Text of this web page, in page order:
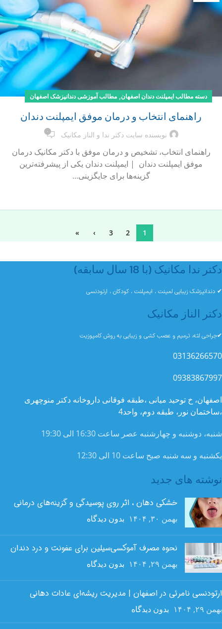
دسته مطالب ایمپلنت دندان اصفهان, مطالب آموزشی دندانپزشک اصفهان
راهنمای انتخاب و درمان موفق ایمپلنت دندان
نویسنده سایت دکتر ندا و الناز مکانیک ۰
راهنمای انتخاب، تشخیص و درمان موفق با دکتر مکانیک درمان
موفق ایمپلنت دندان | ایمپلنت دندان یکی از پیشرفته‌ترین
گزینه‌ها برای جایگزینی...
1
2
3
›
»
دکتر ندا مکانیک (با 18 سال سابقه)
✔ دندانپزشک زیبایی لمینت ، ایمپلنت ، کودکان ، ارتودنسی
دکتر الناز مکانیک
✔جراحی لثه، ترمیم و عصب کشی و زیبایی به روش کامپوزیت
03136266570
09383867997
اصفهان، خ توحید میانی ،طبقه فوقانی داروخانه دکتر منوچهری
،ساختمان نور، طبقه دوم، واحد4
شنبه، دوشنبه و چهارشنبه عصر ساعت 16:30 الی 19:30
یکشنبه و سه شنبه صبح ساعت 10 الی 12:30
نوشته های جدید
خشکی دهان ، اثر روی پوسیدگی و گزینه‌های درمانی
بهمن ۳۰, ۱۴۰۴ بدون دیدگاه
نحوه مصرف آموکسی‌سیلین برای عفونت و درد دندان
بهمن ۲۹, ۱۴۰۴ بدون دیدگاه
ارتودنسی نامرئی در اصفهان | مدیریت ریشه‌ای عادات دهانی
بهمن ۲۹, ۱۴۰۴ بدون دیدگاه